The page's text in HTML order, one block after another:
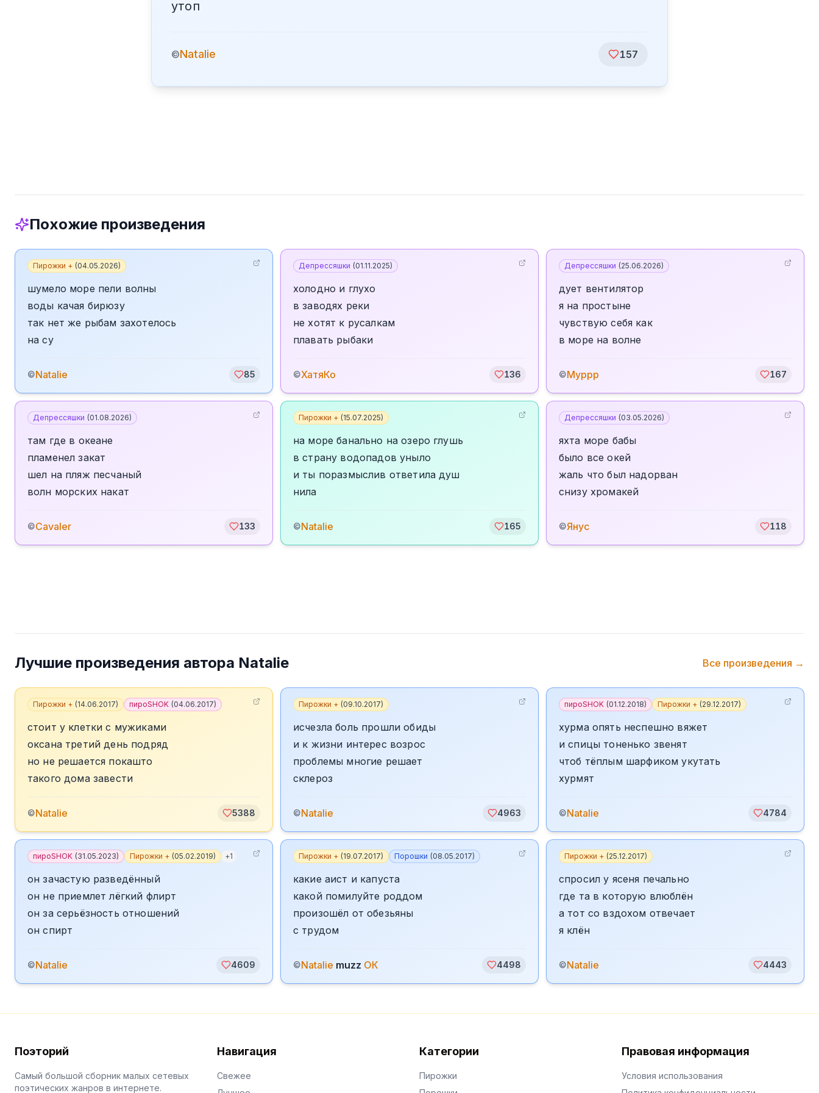
утоп
©Natalie 157
Похожие произведения
Пирожки + (04.05.2026)
шумело море пели волны
воды качая бирюзу
так нет же рыбам захотелось
на су
©Natalie 85
Депрессяшки (01.11.2025)
холодно и глухо
в заводях реки
не хотят к русалкам
плавать рыбаки
©ХатяКо 136
Депрессяшки (25.06.2026)
дует вентилятор
я на простыне
чувствую себя как
в море на волне
©Муррр 167
Депрессяшки (01.08.2026)
там где в океане
пламенел закат
шел на пляж песчаный
волн морских накат
©Cavaler 133
Пирожки + (15.07.2025)
на море банально на озеро глушь
в страну водопадов уныло
и ты поразмыслив ответила душ
нила
©Natalie 165
Депрессяшки (03.05.2026)
яхта море бабы
было все окей
жаль что был надорван
снизу хромакей
©Янус 118
Лучшие произведения автора Natalie Все произведения →
Пирожки + (14.06.2017) пироSHOK (04.06.2017)
стоит у клетки с мужиками
оксана третий день подряд
но не решается покашто
такого дома завести
©Natalie 5388
Пирожки + (09.10.2017)
исчезла боль прошли обиды
и к жизни интерес возрос
проблемы многие решает
склероз
©Natalie 4963
пироSHOK (01.12.2018) Пирожки + (29.12.2017)
хурма опять неспешно вяжет
и спицы тоненько звенят
чтоб тёплым шарфиком укутать
хурмят
©Natalie 4784
пироSHOK (31.05.2023) Пирожки + (05.02.2019) +1
он зачастую разведённый
он не приемлет лёгкий флирт
он за серьёзность отношений
он спирт
©Natalie 4609
Пирожки + (19.07.2017) Порошки (08.05.2017)
какие аист и капуста
какой помилуйте роддом
произошёл от обезьяны
с трудом
©Natalie muzz ОК 4498
Пирожки + (25.12.2017)
спросил у ясеня печально
где та в которую влюблён
а тот со вздохом отвечает
я клён
©Natalie 4443
Поэторий
Самый большой сборник малых сетевых
поэтических жанров в интернете.
Навигация
Свежее
Категории
Пирожки
Правовая информация
Условия использования